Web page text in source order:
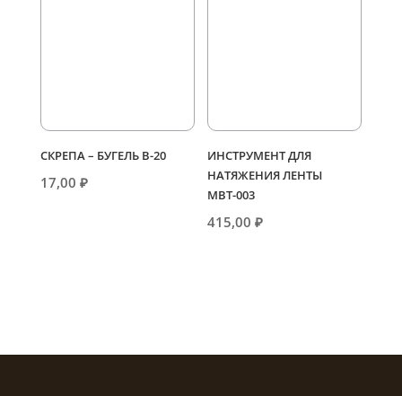
СКРЕПА – БУГЕЛЬ В-20
17,00 ₽
ИНСТРУМЕНТ ДЛЯ
НАТЯЖЕНИЯ ЛЕНТЫ
МВТ-003
415,00₽